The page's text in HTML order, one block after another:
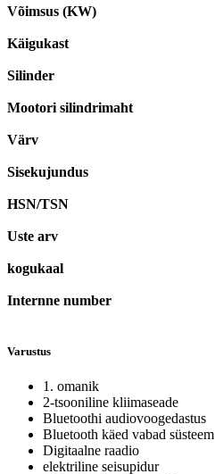
Võimsus (KW)
Käigukast
Silinder
Mootori silindrimaht
Värv
Sisekujundus
HSN/TSN
Uste arv
kogukaal
Internne number
Varustus
1. omanik
2-tsooniline kliimaseade
Bluetoothi audiovoogedastus
Bluetooth käed vabad süsteem
Digitaalne raadio
elektriline seisupidur